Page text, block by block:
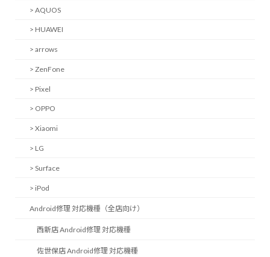
> AQUOS
> HUAWEI
> arrows
> ZenFone
> Pixel
> OPPO
> Xiaomi
> LG
> Surface
> iPod
Android修理 対応機種（全店向け）
西新店 Android修理 対応機種
佐世保店 Android修理 対応機種